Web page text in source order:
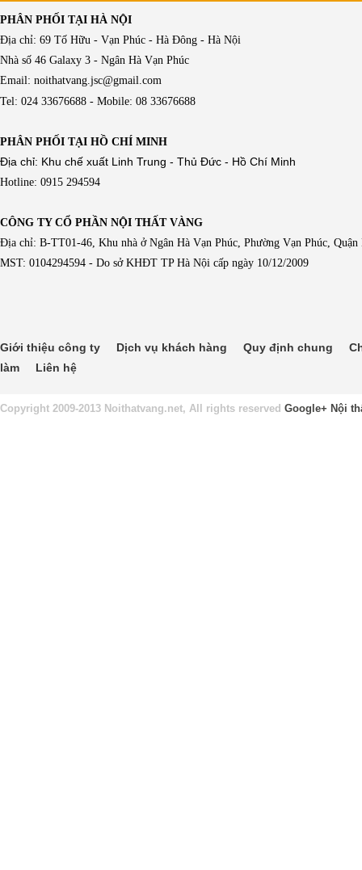
PHÂN PHỐI TẠI HÀ NỘI
Địa chỉ: 69 Tố Hữu - Vạn Phúc - Hà Đông - Hà Nội
Nhà số 46 Galaxy 3 - Ngân Hà Vạn Phúc
Email: noithatvang.jsc@gmail.com
Tel: 024 33676688 - Mobile: 08 33676688
PHÂN PHỐI TẠI HỒ CHÍ MINH
Địa chỉ: Khu chế xuất Linh Trung - Thủ Đức - Hồ Chí Minh
Hotline: 0915 294594
CÔNG TY CỔ PHẦN NỘI THẤT VÀNG
Địa chỉ: B-TT01-46, Khu nhà ở Ngân Hà Vạn Phúc, Phường Vạn Phúc,
MST: 0104294594 - Do sở KHĐT TP Hà Nội cấp ngày 10/12/2009
Giới thiệu công ty Dịch vụ khách hàng Quy định chung
làm
Liên hệ
Copyright 2009-2013 Noithatvang.net, All rights reserved Google+ Nội